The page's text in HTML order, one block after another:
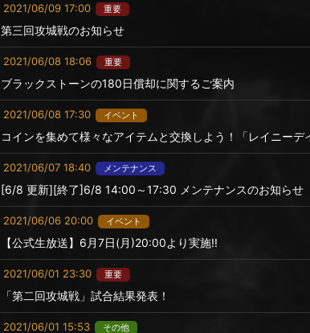
2021/06/09 17:00 重要
第三回攻城戦のお知らせ
2021/06/08 18:06 重要
ブラックストーンの180日償却に関するご案内
2021/06/08 17:30 イベント
コインを集めて様々なアイテムと交換しよう！「レイニー
2021/06/07 18:40 メンテナンス
[6/8 更新][終了]6/8 14:00～17:30 メンテナンスのお知らせ
2021/06/06 20:00 イベント
【公式生放送】6月7日(月)20:00より実施!!
2021/06/01 23:30 重要
「第二回攻城戦」試合結果発表！
2021/06/01 15:53 その他